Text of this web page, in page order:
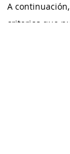
A
criterios que